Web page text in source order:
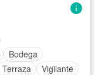
Bodega
Terraza
Vigilante